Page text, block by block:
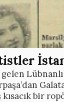
gelen
kısacık bir